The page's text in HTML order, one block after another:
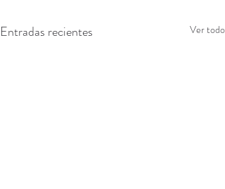
Entradas recientes Ver todo